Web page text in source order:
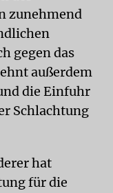
zunehmend
gegen das
außerdem
die Einfuhr
Schlachtung
hat
für die